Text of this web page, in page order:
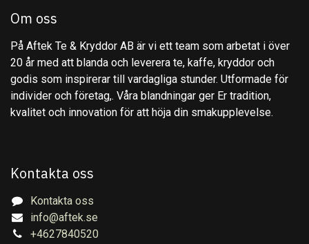
Om oss
På Aftek Te & Kryddor AB är vi ett team som arbetat i över
20 år med att blanda och leverera te, kaffe, kryddor och
godis som inspirerar till vardagliga stunder. Utformade för
individer och företag,. Våra blandningar ger Er tradition,
kvalitet och innovation för att höja din smakupplevelse.
Kontakta oss
Kontakta oss
info@aftek.se
+4627840520